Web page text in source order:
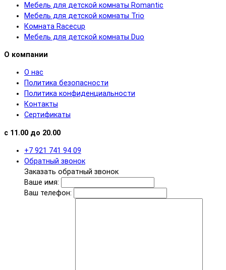
Мебель для детской комнаты Romantic
Мебель для детской комнаты Trio
Комната Racecup
Мебель для детской комнаты Duo
О компании
О нас
Политика безопасности
Политика конфиденциальности
Контакты
Сертификаты
с 11.00 до 20.00
+7 921 741 94 09
Обратный звонок
Заказать обратный звонок
Ваше имя:
Ваш телефон: